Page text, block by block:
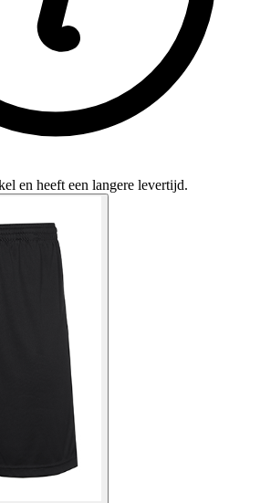
en heeft een langere levertijd.